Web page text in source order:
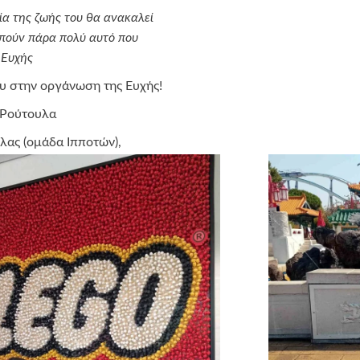
της ζωής του θα ανακαλεί
πάρα πολύ αυτό που
στην οργάνωση της Ευχής!
(ομάδα Ιπποτών),